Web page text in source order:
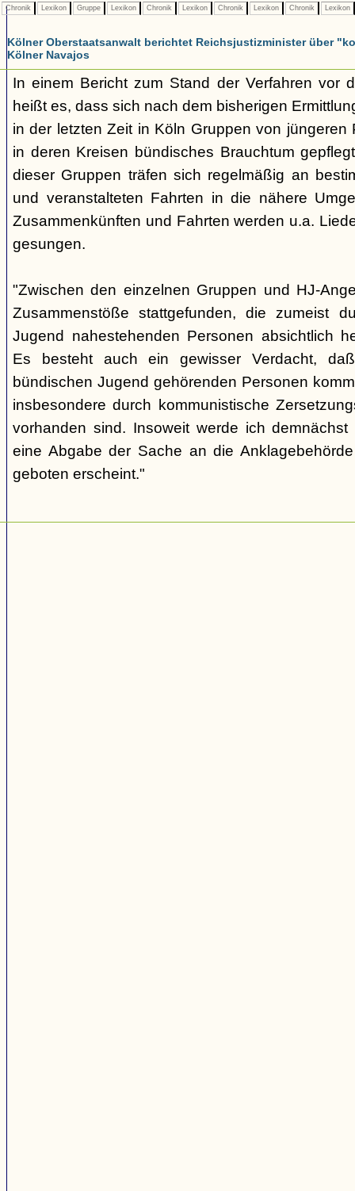
Chronik Lexikon Gruppe Lexikon Chronik Lexikon Chronik Lexikon Chronik Lexikon
Kölner Oberstaatsanwalt berichtet Reichsjustizminister über
Kölner Navajos
In einem Bericht zum Stand der Verfahren vor
heißt es, dass sich nach dem bisherigen
in der letzten Zeit in Köln Gruppen von jüngeren
in deren Kreisen bündisches Brauchtum
dieser Gruppen träfen sich regelmäßig an
und veranstalteten Fahrten in die nähere
Zusammenkünften und Fahrten werden u.a.
gesungen.
"Zwischen den einzelnen Gruppen und HJ-
Zusammenstöße stattgefunden, die zumeist
Jugend nahestehenden Personen absichtlich
Es besteht auch ein gewisser Verdacht,
bündischen Jugend gehörenden Personen
insbesondere durch kommunistische
vorhanden sind. Insoweit werde ich
eine Abgabe der Sache an die
geboten erscheint."